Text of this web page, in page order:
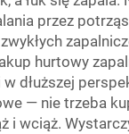
przez
hurtowy
dłuższej
— nie trzeba
i wciąż.